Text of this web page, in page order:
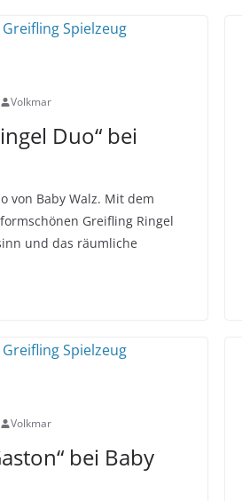
Volkmar
Duo“ bei
von Baby Walz. Mit dem
Greifling Ringel
und das räumliche
Volkmar
bei Baby